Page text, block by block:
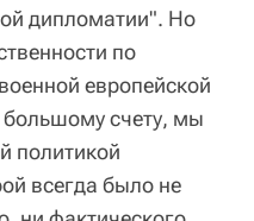
дипломатии". Но
по
европейской
счету, мы
политикой
всегда было не